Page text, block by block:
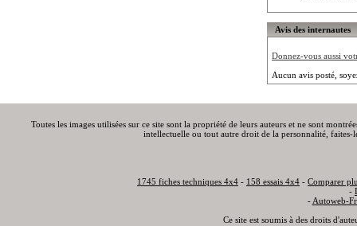
Avis des internautes
Donnez-vous aussi
Aucun avis posté,
Toutes les images utilisées sur ce site sont la propriété de leurs auteurs et ne sont
intellectuelle ou tout autre droit de la personnalité,
1745 fiches techniques 4x4 - 158 essais 4x4 - Comparer
-
- Autoweb-
Ce site est soumis à des droits